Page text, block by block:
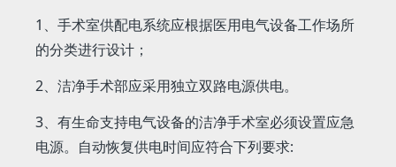
1、手术室供配电系统应根据医用电气设备工作场所
的分类进行设计；
2、洁净手术部应采用独立双路电源供电。
3、有生命支持电气设备的洁净手术室必须设置应急
电源。自动恢复供电时间应符合下列要求: